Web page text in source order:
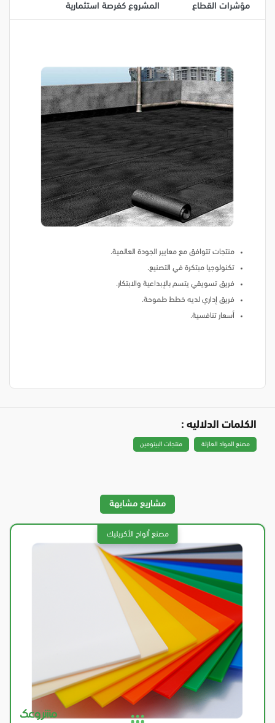
مؤشرات القطاع المشروع كفرصة استثمارية
منتجات تتوافق مع معايير الجودة العالمية.
تكنولوجيا مبتكرة في التصنيع.
فريق تسويقي يتسم بالإبداعية والابتكار.
فريق إداري لديه خطط طموحة.
أسعار تنافسية.
الكلمات الدلاليه :
مصنع المواد العازلة منتجات البيتومين
مشاريع مشابهة